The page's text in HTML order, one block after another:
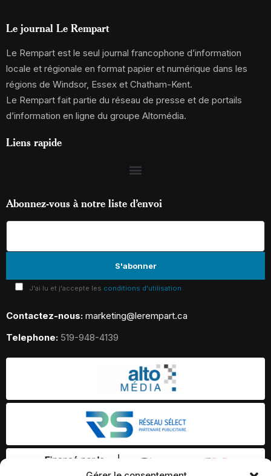
Le journal Le Rempart
Le Rempart est le seul journal francophone d’information
locale et régionale en format papier et numérique dans les
régions de Windsor, Essex et Chatham-Kent.
Le Rempart fait partie du réseau de presse et de portails
d’information en ligne du groupe Altomédia.
Liens rapide
Abonnez-vous à notre liste d’envoi
J'ai lu et j'accepte les conditions d'utilisation
Contactez-nous: marketing@lerempart.ca
Telephone: 519-948-4139